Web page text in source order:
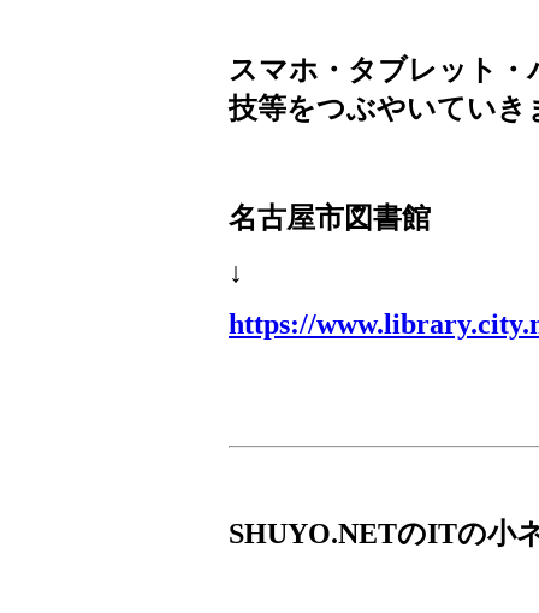
スマホ・タブレット・
技等をつぶやいていき
名古屋市図書館
↓
https://
SHUYO.NETのITの小